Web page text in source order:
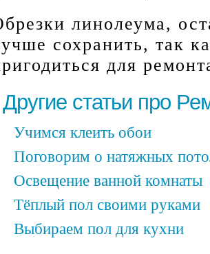
линолеума,
сохранить, так
для
Другие статьи про
Учимся клеить обои
Поговорим о натяжных
Освещение ванной комнаты
Тёплый пол своими руками
Выбираем пол для кухни